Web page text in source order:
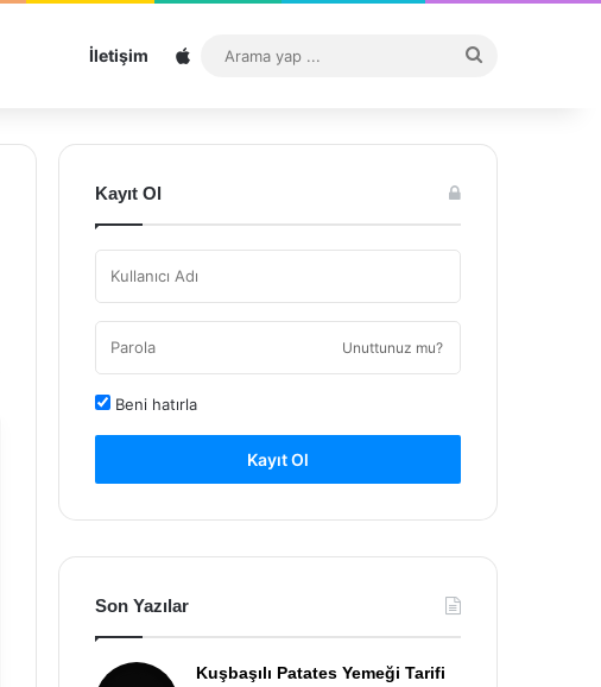
İletişim Sitemap
...
Kayıt Ol
Unuttunuz mu?
Beni hatırla
Kayıt Ol
Son Yazılar
Kuşbaşılı Patates Yemeği Tarifi